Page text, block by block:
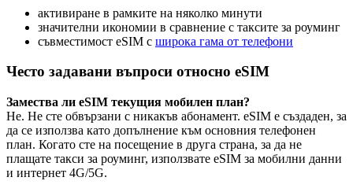
активиране в рамките на няколко минути
значителни икономии в сравнение с таксите за роуминг
съвместимост eSIM с широка гама от телефони
Често задавани въпроси относно eSIM
Замествa ли eSIM текущия мобилен план?
Не. Не сте обвързани с никакъв абонамент. eSIM е създаден, за
да се използва като допълнение към основния телефонен
план. Когато сте на посещение в друга страна, за да не
плащате такси за роуминг, използвате eSIM за мобилни данни
и интернет 4G/5G.